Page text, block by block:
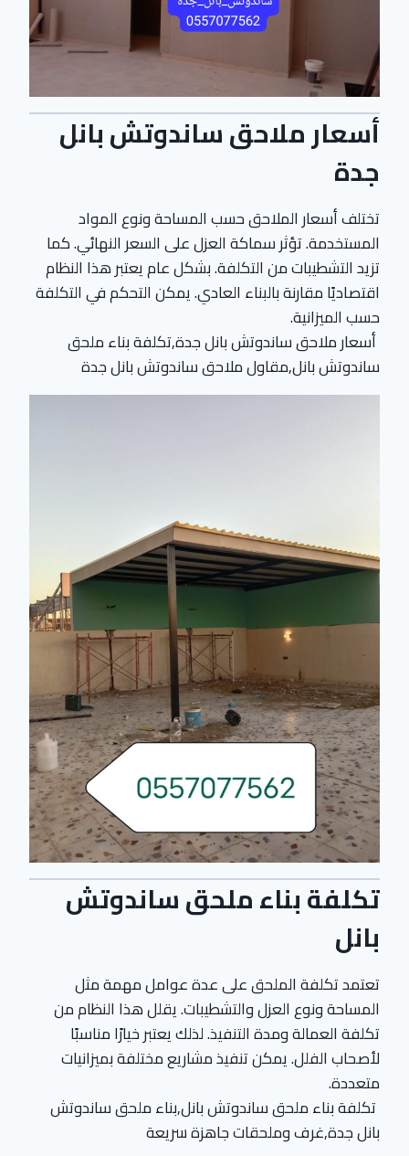
أسعار ملاحق ساندوتش بانل
جدة
تختلف أسعار الملاحق حسب المساحة ونوع المواد
المستخدمة. تؤثر سماكة العزل على السعر النهائي. كما
تزيد التشطيبات من التكلفة. بشكل عام يعتبر هذا النظام
اقتصاديًا مقارنة بالبناء العادي. يمكن التحكم في التكلفة
حسب الميزانية.
أسعار ملاحق ساندوتش بانل جدة,تكلفة بناء ملحق
ساندوتش بانل,مقاول ملاحق ساندوتش بانل جدة
تكلفة بناء ملحق ساندوتش
بانل
تعتمد تكلفة الملحق على عدة عوامل مهمة مثل
المساحة ونوع العزل والتشطيبات. يقلل هذا النظام من
تكلفة العمالة ومدة التنفيذ. لذلك يعتبر خيارًا مناسبًا
لأصحاب الفلل. يمكن تنفيذ مشاريع مختلفة بميزانيات
متعددة.
تكلفة بناء ملحق ساندوتش بانل,بناء ملحق ساندوتش
بانل جدة,غرف وملحقات جاهزة سريعة